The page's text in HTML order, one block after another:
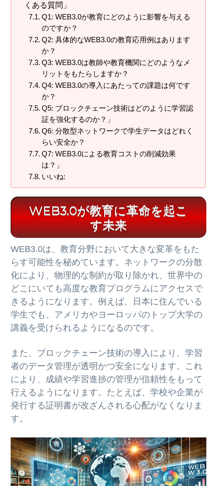
くある質問」
Q1: WEB3.0が教育にどのように影響を与える
のですか？
Q2: 具体的なWEB3.0の教育応用例はあります
か？
Q3: WEB3.0は教師や教育機関にどのようなメ
リットをもたらしますか？
Q4: WEB3.0の導入にあたっての課題は何です
か？
Q5: ブロックチェーン技術はどのように学習認
証を強化するのか？」
Q6: 分散型ネットワークで学生データはどれく
らい安全か？
Q7: WEB3.0による教育コストの削減効果
は？」
いいね:
WEB3.0が教育に革命を起こ
す未来
WEB3.0は、教育分野において大きな変革をもた
らす可能性を秘めています。ネットワークの分散
化により、物理的な制約が取り除かれ、世界中の
どこにいても高度な教育プログラムにアクセスで
きるようになります。例えば、日本に住んでいる
学生でも、アメリカやヨーロッパのトップ大学の
講義を受けられるようになるのです。
また、ブロックチェーン技術の導入により、学習
者のデータ管理が透明かつ安全になります。これ
により、成績や学習進捗の管理が信頼性をもって
行えるようになります。たとえば、学校や企業が
発行する証明書が改ざんされる心配がなくなりま
す。